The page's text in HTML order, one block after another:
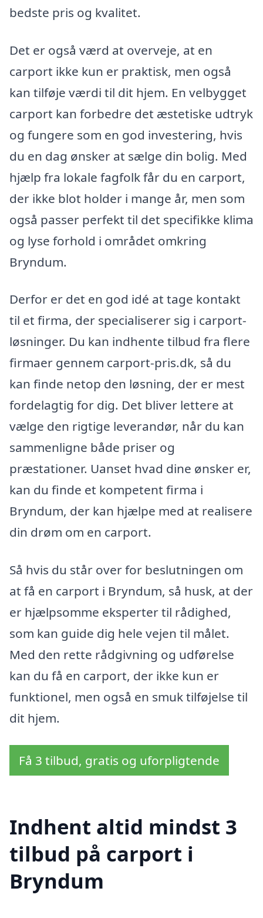
bedste pris og kvalitet.
Det er også værd at overveje, at en
carport ikke kun er praktisk, men også
kan tilføje værdi til dit hjem. En velbygget
carport kan forbedre det æstetiske udtryk
og fungere som en god investering, hvis
du en dag ønsker at sælge din bolig. Med
hjælp fra lokale fagfolk får du en carport,
der ikke blot holder i mange år, men som
også passer perfekt til det specifikke klima
og lyse forhold i området omkring
Bryndum.
Derfor er det en god idé at tage kontakt
til et firma, der specialiserer sig i carport-
løsninger. Du kan indhente tilbud fra flere
firmaer gennem carport-pris.dk, så du
kan finde netop den løsning, der er mest
fordelagtig for dig. Det bliver lettere at
vælge den rigtige leverandør, når du kan
sammenligne både priser og
præstationer. Uanset hvad dine ønsker er,
kan du finde et kompetent firma i
Bryndum, der kan hjælpe med at realisere
din drøm om en carport.
Så hvis du står over for beslutningen om
at få en carport i Bryndum, så husk, at der
er hjælpsomme eksperter til rådighed,
som kan guide dig hele vejen til målet.
Med den rette rådgivning og udførelse
kan du få en carport, der ikke kun er
funktionel, men også en smuk tilføjelse til
dit hjem.
Få 3 tilbud, gratis og uforpligtende
Indhent altid mindst 3
tilbud på carport i
Bryndum